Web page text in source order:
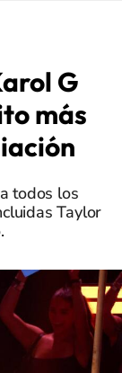
G
más
todos los
Taylor